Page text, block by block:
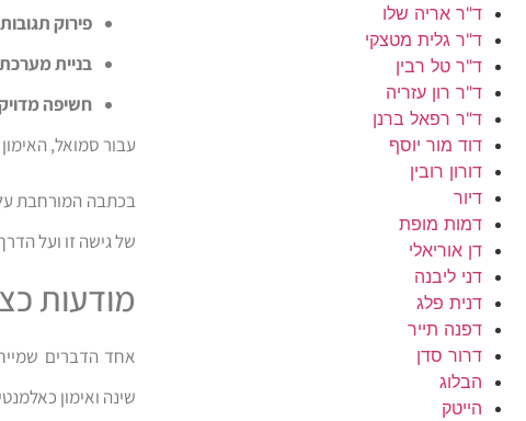
ד"ר אריה שלו
ד"ר גלית מטצקי
ד"ר טל רבין
ד"ר רון עזריה
ד"ר רפאל ברנן
דוד מור יוסף
דורון רובין
דיור
דמות מופת
דן אוריאלי
דני ליבנה
דנית פלג
דפנה תייר
דרור סדן
הבלוג
הייטק
פירוק
בניית
חשיפה
עבור סמואל,
בכתבה המורחבת על
של גישה זו ועל
מודעות
אחד הדברים
שינה ואימון